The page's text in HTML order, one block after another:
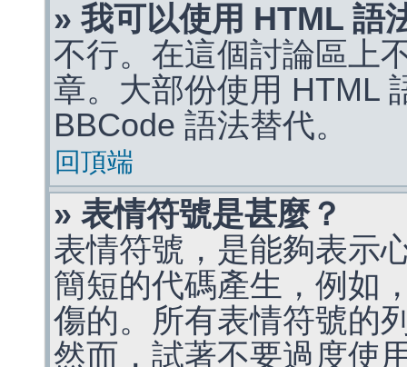
» 我可以使用 HTML 語
不行。在這個討論區上
章。大部份使用 HTML
BBCode 語法替代。
回頂端
» 表情符號是甚麼？
表情符號，是能夠表示
簡短的代碼產生，例如
傷的。所有表情符號的
然而，試著不要過度使